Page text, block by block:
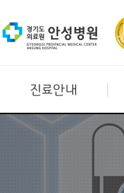
진료안내